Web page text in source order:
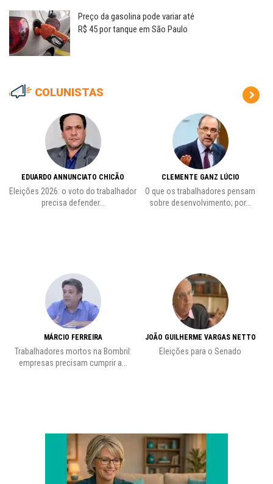
Preço da gasolina pode variar até
R$ 45 por tanque em São Paulo
COLUNISTAS
EDUARDO ANNUNCIATO CHICÃO
Eleições 2026: o voto do trabalhador
precisa defender...
MÁRCIO FERREIRA
Trabalhadores mortos na Bombril:
empresas precisam cumprir a...
CLEMENTE GANZ LÚCIO
O que os trabalhadores pensam
sobre desenvolvimento; por...
JOÃO GUILHERME VARGAS NETTO
Eleições para o Senado